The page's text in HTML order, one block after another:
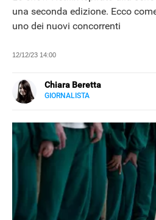
una seconda edizione. Ecco
uno dei nuovi concorrenti
12/12/23 14:00
Chiara Beretta
GIORNALISTA
Tecnologia scrive di serie tv,